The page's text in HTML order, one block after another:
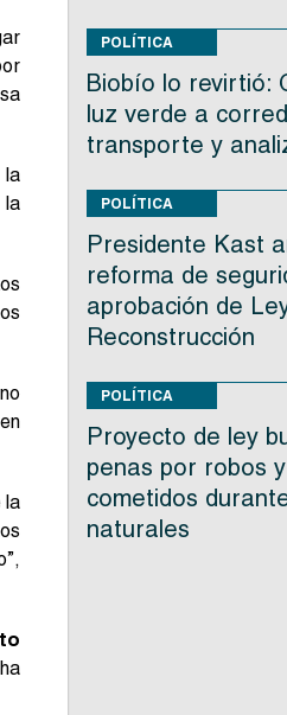
la
la
la
POLÍTICA
Biobío lo revirtió:
luz verde a
transporte y
POLÍTICA
Presidente Kast
reforma de
aprobación de
Reconstrucción
POLÍTICA
Proyecto de ley
penas por robos
cometidos
naturales